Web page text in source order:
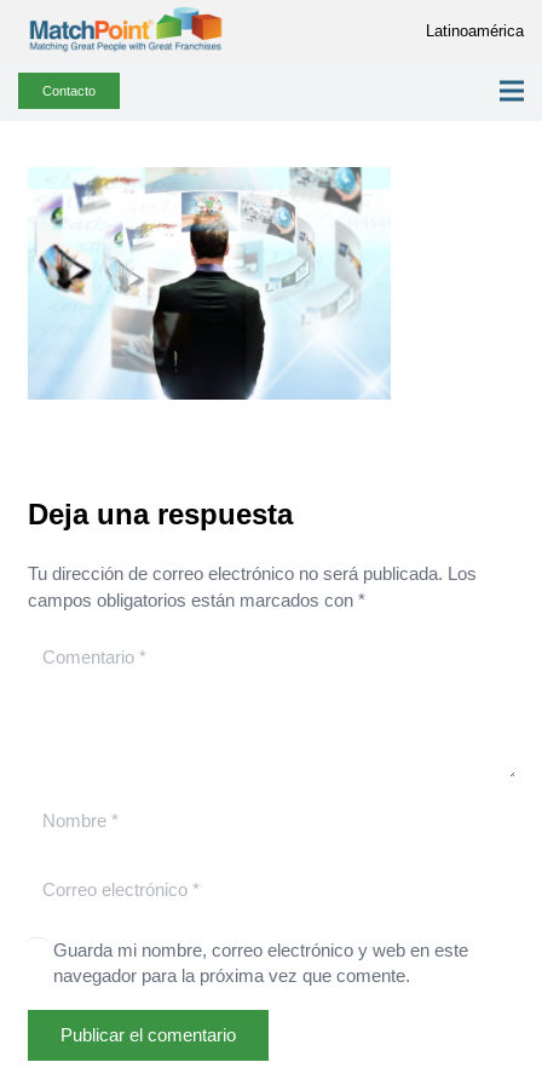
Latinoamérica
Contacto
Deja una respuesta
Tu dirección de correo electrónico no será publicada. Los
campos obligatorios están marcados con *
Guarda mi nombre, correo electrónico y web en este
navegador para la próxima vez que comente.
Publicar el comentario